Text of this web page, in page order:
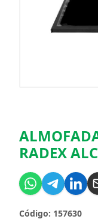
RADEX
Código: 157630